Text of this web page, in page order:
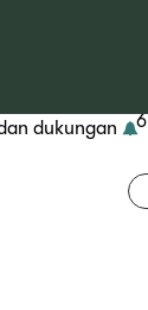
dukungan 6